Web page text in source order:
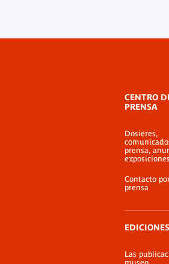
de
pie
página
CENTRO
PRENSA
Dosieres,
prensa,
exposiciones
Contacto
prensa
EDICIONES
Las